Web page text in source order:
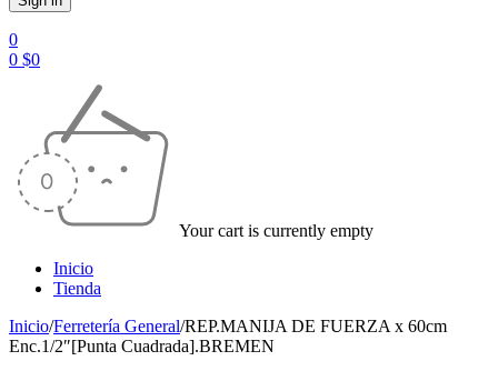
0
0 $0
Your cart is currently empty
Inicio
Tienda
Inicio/Ferretería General/REP.MANIJA DE FUERZA x 60cm
Enc.1/2″[Punta Cuadrada].BREMEN